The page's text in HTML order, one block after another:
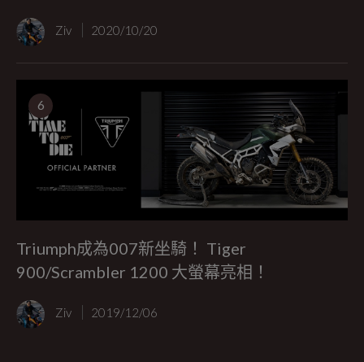
Ziv 2020/10/20
6
Triumph成為007新坐騎！ Tiger
900/Scrambler 1200 大螢幕亮相！
Ziv 2019/12/06